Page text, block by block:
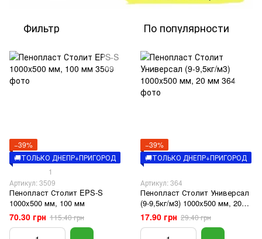
Фильтр По популярности
−39%
🚚ТОЛЬКО ДНЕПР+ПРИГОРОД
1
Артикул: 3509
Пенопласт Столит EPS-S
1000x500 мм, 100 мм
70.30 грн 115.40 грн
−39%
🚚ТОЛЬКО ДНЕПР+ПРИГОРОД
Артикул: 364
Пенопласт Столит Универсал
(9-9,5кг/м3) 1000x500 мм, 20
мм
17.90 грн 29.40 грн